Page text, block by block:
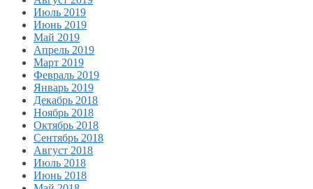
Июль 2019
Июнь 2019
Май 2019
Апрель 2019
Март 2019
Февраль 2019
Январь 2019
Декабрь 2018
Ноябрь 2018
Октябрь 2018
Сентябрь 2018
Август 2018
Июль 2018
Июнь 2018